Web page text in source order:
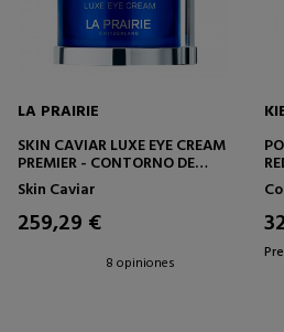
LA PRAIRIE
SKIN CAVIAR LUXE EYE CREAM
PREMIER - CONTORNO DE
OJOS REAFIRMANTE
Skin Caviar
259,29 €
8 opiniones